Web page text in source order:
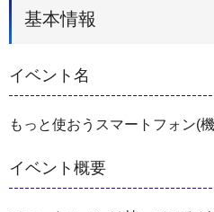
基本情報
イベント名
もっと使おうスマートフォン(
イベント概要